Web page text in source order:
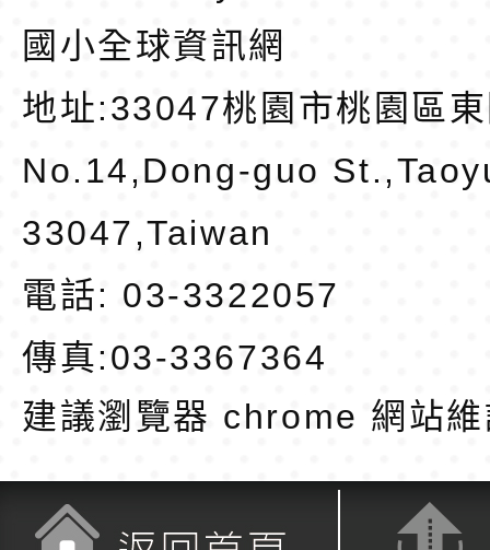
國小全球資訊網
地址:33047桃園市桃園區
No.14,Dong-guo
33047,Taiwan
電話: 03-3322057
傳真:03-3367364
建議瀏覽器 chrome 網站